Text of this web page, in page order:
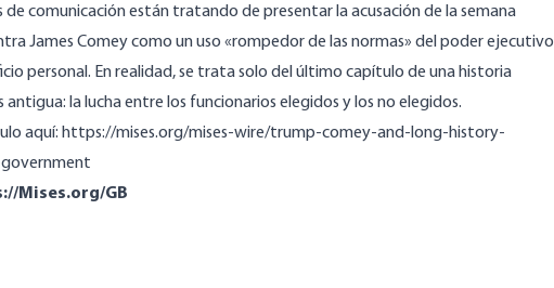
de comunicación están tratando de presentar la acusación de la semana
James Comey como un uso «rompedor de las normas» del poder ejecutivo
personal. En realidad, se trata solo del último capítulo de una historia
antigua: la lucha entre los funcionarios elegidos y los no elegidos.
aquí: https://mises.org/mises-wire/trump-comey-and-long-history-
Mises.org/GB